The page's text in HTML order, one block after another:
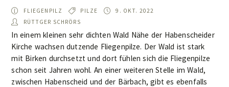
ART:
FLIEGENPILZ TYP:
PILZE
BEOBACHTET
9. OKT. 2022
AUTOR/IN:
RÜTTGER SCHRÖRS
In einem kleinen sehr dichten Wald Nähe der Habenscheider
Kirche wachsen dutzende Fliegenpilze. Der Wald ist stark
mit Birken durchsetzt und dort fühlen sich die Fliegenpilze
schon seit Jahren wohl. An einer weiteren Stelle im Wald,
zwischen Habenscheid und der Bärbach, gibt es ebenfalls